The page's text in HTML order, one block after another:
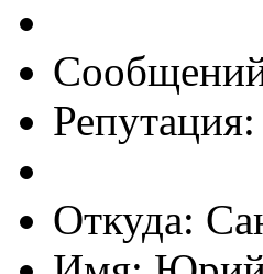
Откуда: